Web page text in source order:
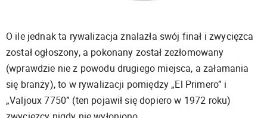
O ile jednak ta rywalizacja znalazła swój finał i zwycięzca
został ogłoszony, a pokonany został zezłomowany
(wprawdzie nie z powodu drugiego miejsca, a załamania
się branży), to w rywalizacji pomiędzy „El Primero” i
„Valjoux 7750” (ten pojawił się dopiero w 1972 roku)